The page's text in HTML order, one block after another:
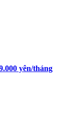
yên/tháng